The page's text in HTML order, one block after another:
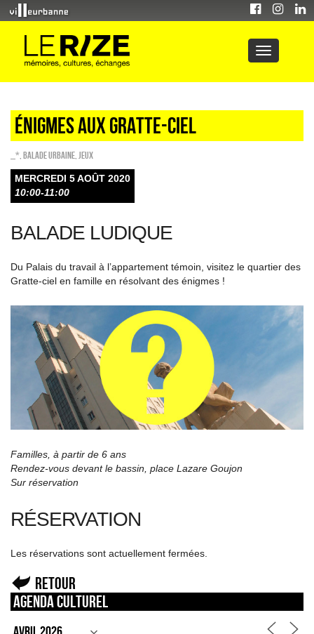
Énigmes aux Gratte-Ciel
_* Balade urbaine Jeux
MERCREDI 5 AOÛT 2020
10:00-11:00
BALADE LUDIQUE
Du Palais du travail à l’appartement témoin, visitez le quartier des
Gratte-ciel en famille en résolvant des énigmes !
Familles, à partir de 6 ans
Rendez-vous devant le bassin, place Lazare Goujon
Sur réservation
RÉSERVATION
Les réservations sont actuellement fermées.
Retour
Agenda culturel